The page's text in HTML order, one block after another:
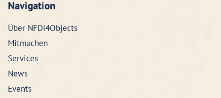
Navigation
Über NFDI4Objects
Mitmachen
Services
News
Events